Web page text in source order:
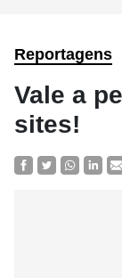
Reportagens
Vale a
sites!